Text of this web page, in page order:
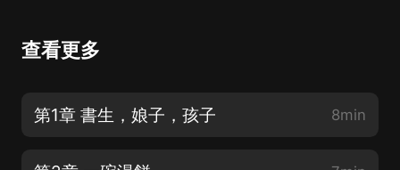
查看更多
第1章 書生，娘子，孩子 8min